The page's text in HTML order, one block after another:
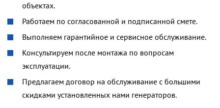
объектах.
Работаем по согласованной и подписанной смете.
Выполняем гарантийное и сервисное обслуживание.
Консультируем после монтажа по вопросам
эксплуатации.
Предлагаем договор на обслуживание с большими
скидками установленных нами генераторов.